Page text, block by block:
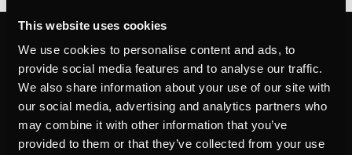
This website uses cookies
We use cookies to personalise content and ads, to
provide social media features and to analyse our traffic.
We also share information about your use of our site with
our social media, advertising and analytics partners who
may combine it with other information that you’ve
provided to them or that they’ve collected from your use
PRODUKTY
PIEKARNIKI
PŁYTY KUCHENNE
OKAPY KUCHENNE
CHŁODZIARKO-
ZAMRAŻARKI
POZNAJ MARKĘ
KÜPPERSBUSCH
MARKA
DESIGN
PROJEKTY
HISTORIA